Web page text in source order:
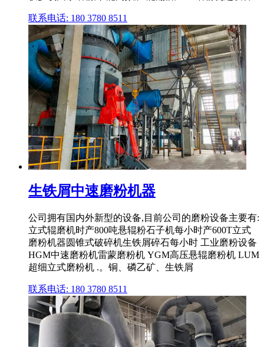
联系电话: 180 3780 8511
生铁屑中速磨粉机器
公司拥有国内外新型的设备,目前公司的磨粉设备主要有:
立式辊磨机时产800吨悬辊粉石子机每小时产600T立式
磨粉机器圆锥式破碎机生铁屑碎石每小时 工业磨粉设备
HGM中速磨粉机雷蒙磨粉机 YGM高压悬辊磨粉机 LUM
超细立式磨粉机 .。铜、磷乙矿、生铁屑
联系电话: 180 3780 8511